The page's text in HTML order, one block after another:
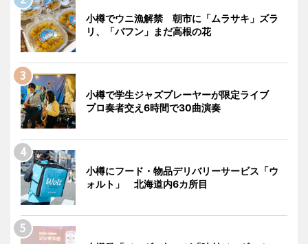
小樽でウニ漁解禁 朝市に「ムラサキ」ズラ
リ、「バフン」まだ高根の花
小樽で学生ジャズプレーヤーが限定ライブ
プロ奏者交え6時間で30曲演奏
小樽にフード・物品デリバリーサービス「ウ
ォルト」 北海道内6カ所目